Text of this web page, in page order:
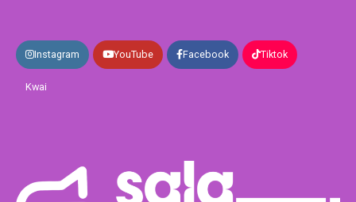
Instagram YouTube Facebook Tiktok
Kwai